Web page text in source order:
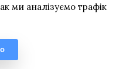
ми аналізуємо трафік